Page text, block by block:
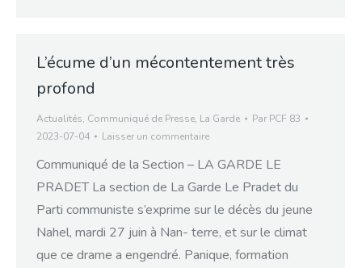
L’écume d’un mécontentement très
profond
Actualités, Communiqué de Presse, La Garde Par PCF 83
2023-07-04
Laisser un commentaire
Communiqué de la Section – LA GARDE LE
PRADET La section de La Garde Le Pradet du
Parti communiste s’exprime sur le décès du jeune
Nahel, mardi 27 juin à Nan- terre, et sur le climat
que ce drame a engendré. Panique, formation